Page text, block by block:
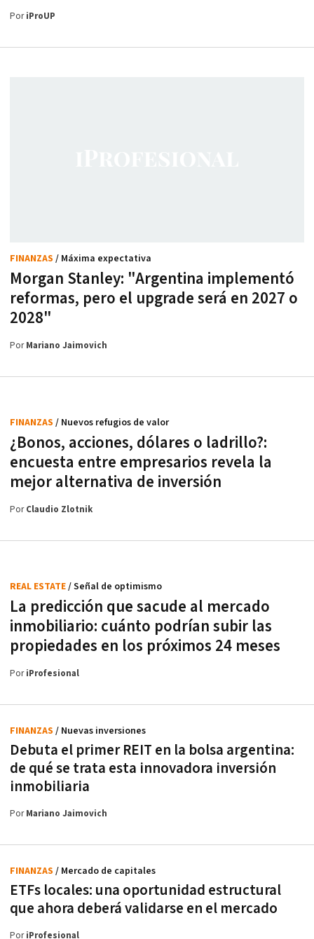
PoriProUP
Morgan Stanley: "Argentina implementó
reformas, pero el upgrade será en 2027 o
2028"
FINANZAS / Máxima expectativa
PorMariano Jaimovich
¿Bonos, acciones, dólares o ladrillo?:
encuesta entre empresarios revela la
mejor alternativa de inversión
FINANZAS / Nuevos refugios de valor
PorClaudio Zlotnik
La predicción que sacude al mercado
inmobiliario: cuánto podrían subir las
propiedades en los próximos 24 meses
REAL ESTATE/ Señal de optimismo
PoriProfesional
Debuta el primer REIT en la bolsa argentina:
de qué se trata esta innovadora inversión
inmobiliaria
FINANZAS / Nuevas inversiones
PorMariano Jaimovich
ETFs locales: una oportunidad estructural
que ahora deberá validarse en el mercado
FINANZAS / Mercado de capitales
PoriProfesional